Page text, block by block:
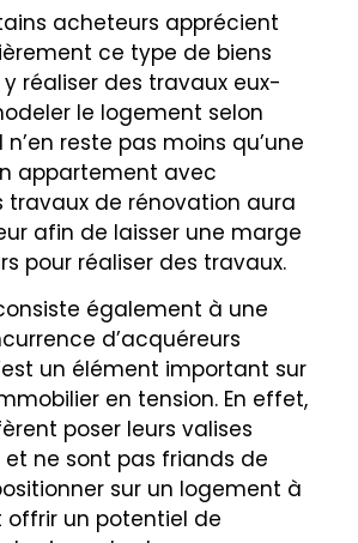
acheteurs apprécient
ce type de biens
réaliser des travaux eux-
le logement selon
n’en reste pas moins qu’une
appartement avec
travaux de rénovation aura
afin de laisser une marge
pour réaliser des travaux.
également à une
d’acquéreurs
un élément important sur
en tension. En effet,
poser leurs valises
ne sont pas friands de
sur un logement à
offrir un potentiel de